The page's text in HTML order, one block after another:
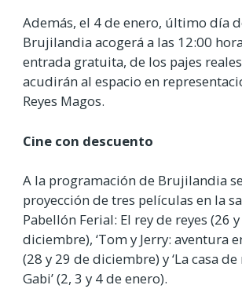
Además, el 4 de enero, último día
Brujilandia acogerá a las 12:00
entrada gratuita, de los pajes
acudirán al espacio en
Reyes Magos.
Cine con descuento
A la programación de Brujilandia
proyección de tres películas en la
Pabellón Ferial: El rey de reyes (26
diciembre), ‘Tom y Jerry: aventura
(28 y 29 de diciembre) y ‘La casa
Gabi’ (2, 3 y 4 de enero).